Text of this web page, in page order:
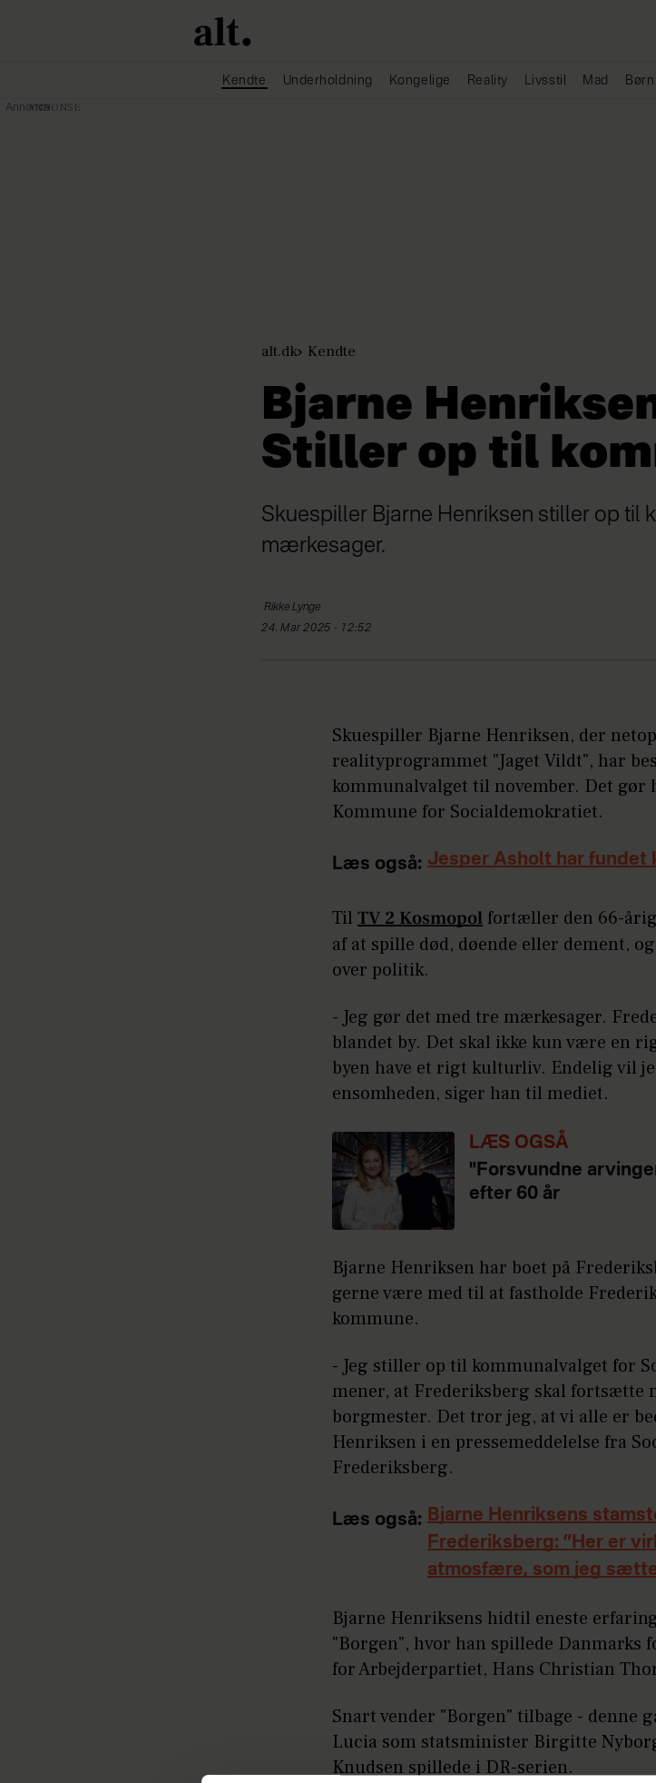
Kendte Underholdning Kongelige Reality Livsstil Mad Børn
alt.dk Kendte
Bjarne
Stiller op til
Skuespiller Bjarne Henriksen stiller op til
mærkesager.
Rikke Lynge
24. Mar 2025 - 12:52
Skuespiller Bjarne Henriksen, der
realityprogrammet "Jaget Vildt", har
kommunalvalget til november. Det gør
Kommune for Socialdemokratiet.
Læs også: Jesper Asholt har
Til TV 2 Kosmopol fortæller den 66-
af at spille død, døende eller dement,
over politik.
- Jeg gør det med tre mærkesager.
blandet by. Det skal ikke kun være en
byen have et rigt kulturliv. Endelig vil
ensomheden, siger han til mediet.
LÆS OGSÅ
"Forsvundne
efter 60 år
Bjarne Henriksen har boet på
gerne være med til at fastholde
kommune.
- Jeg stiller op til kommunalvalget for
mener, at Frederiksberg skal fortsætte
borgmester. Det tror jeg, at vi alle er
Henriksen i en pressemeddelelse fra
Frederiksberg.
Læs også: Bjarne Henriksens
Frederiksberg: ”Her er
atmosfære, som jeg
Bjarne Henriksens hidtil eneste
"Borgen", hvor han spillede Danmarks
for Arbejderpartiet, Hans Christian
Snart vender "Borgen" tilbage - denne
Lucia som statsminister Birgitte
Knudsen spillede i DR-serien.
Annonce